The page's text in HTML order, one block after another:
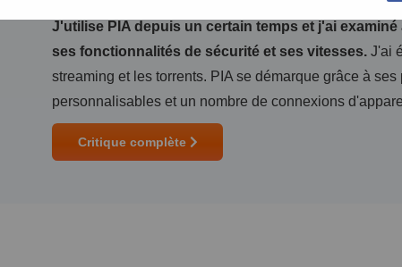
J'utilise PIA depuis un certain temps et j'ai
ses fonctionnalités de sécurité et ses vitesses. J'ai
streaming et les torrents. PIA se démarque grâce à
personnalisables et un nombre de connexions
Critique complète